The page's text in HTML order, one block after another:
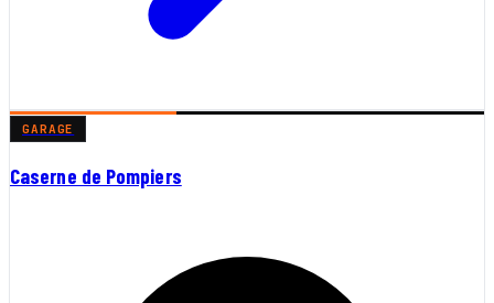
GARAGE
Caserne de Pompiers